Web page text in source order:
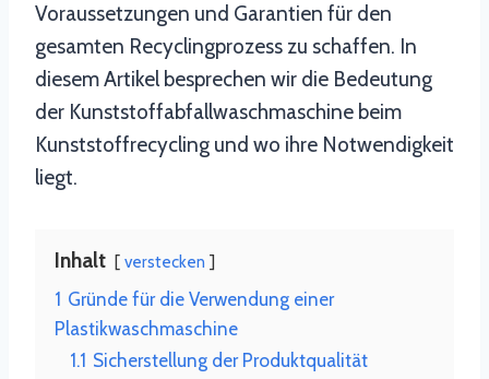
Voraussetzungen und Garantien für den
gesamten Recyclingprozess zu schaffen. In
diesem Artikel besprechen wir die Bedeutung
der Kunststoffabfallwaschmaschine beim
Kunststoffrecycling und wo ihre Notwendigkeit
liegt.
Inhalt verstecken
1 Gründe für die Verwendung einer
Plastikwaschmaschine
1.1 Sicherstellung der Produktqualität